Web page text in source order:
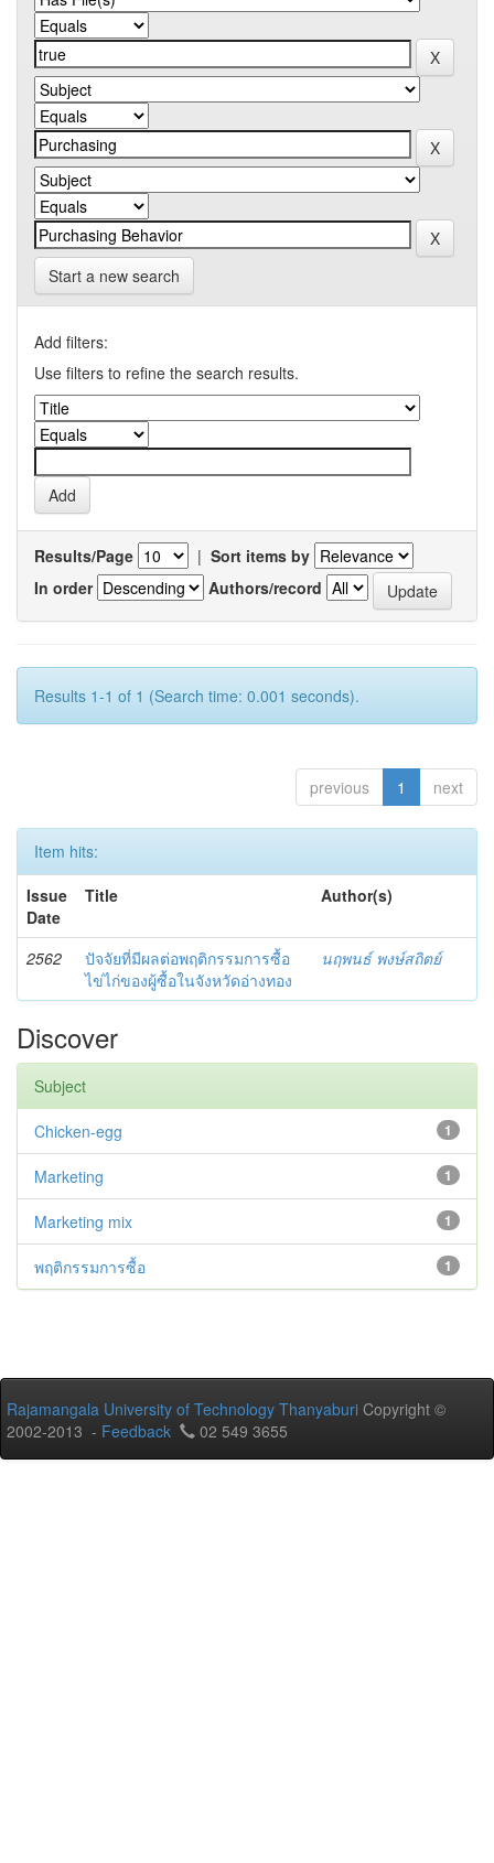
Start a new search
Add filters:
Use filters to refine the search results.
Results/Page | Sort items by
In order
Authors/record
Results 1-1 of 1 (Search time: 0.001 seconds).
previous 1 next
Item hits:
Issue
Date
Title Author(s)
2562
ปัจจัยที่มีผลต่อพฤติกรรมการซื้อ
ไข่ไก่ของผู้ซื้อในจังหวัดอ่างทอง
นฤพนธ์ พงษ์สถิตย์
Discover
Subject
1
Chicken-egg
1
Marketing
1
Marketing mix
1
พฤติกรรมการซื้อ
Rajamangala University of Technology Thanyaburi Copyright ©
2002-2013 - Feedback 02 549 3655